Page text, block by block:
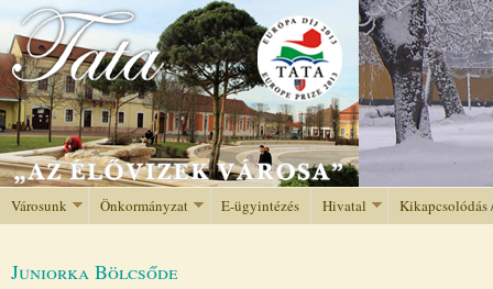
Jump to navigation
Városunk Önkormányzat E-ügyintézés Hivatal Kikapcsolódás
Juniorka Bölcsőde